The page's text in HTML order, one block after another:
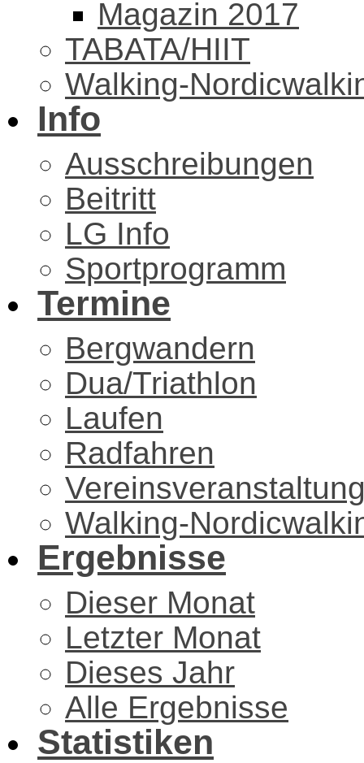
Magazin 2017
TABATA/HIIT
Walking-
Info
Ausschreibungen
Beitritt
LG Info
Sportprogramm
Termine
Bergwandern
Dua/Triathlon
Laufen
Radfahren
Walking-
Ergebnisse
Dieser Monat
Letzter Monat
Dieses Jahr
Alle Ergebnisse
Statistiken